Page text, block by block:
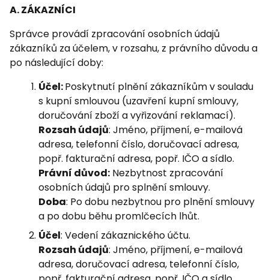
A. ZÁKAZNÍCI
Správce provádí zpracování osobních údajů
zákazníků za účelem, v rozsahu, z právního důvodu a
po následující doby:
Účel:Poskytnutí plnění zákazníkům v souladu
s kupní smlouvou (uzavření kupní smlouvy,
doručování zboží a vyřizování reklamací).
Rozsah údajů: Jméno, příjmení, e-mailová
adresa, telefonní číslo, doručovací adresa,
popř. fakturační adresa, popř. IČO a sídlo.
Právní důvod: Nezbytnost zpracování
osobních údajů pro splnění smlouvy.
Doba: Po dobu nezbytnou pro plnění smlouvy
a po dobu běhu promlčecích lhůt.
Účel: Vedení zákaznického účtu.
Rozsah údajů: Jméno, příjmení, e-mailová
adresa, doručovací adresa, telefonní číslo,